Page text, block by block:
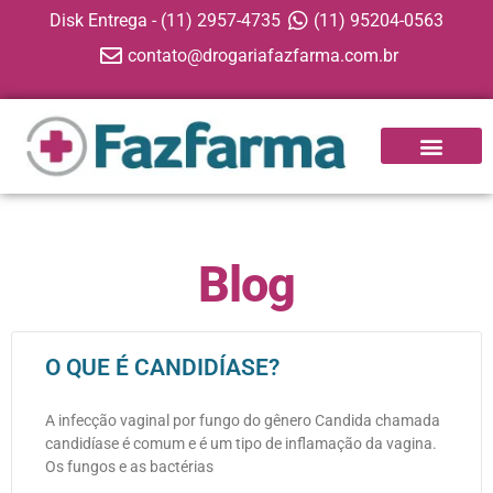
Disk Entrega - (11) 2957-4735
(11) 95204-0563
contato@drogariafazfarma.com.br
Blog
O QUE É CANDIDÍASE?
A infecção vaginal por fungo do gênero Candida chamada
candidíase é comum e é um tipo de inflamação da vagina.
Os fungos e as bactérias